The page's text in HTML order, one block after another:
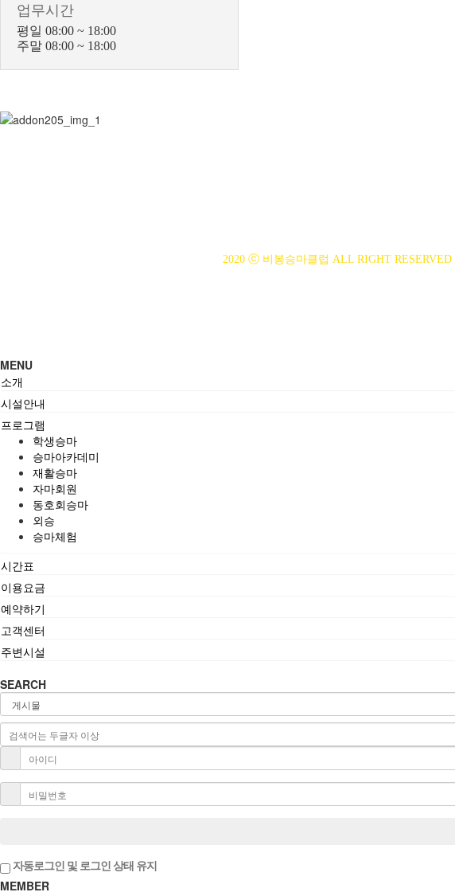
업무시간
평일 08:00 ~ 18:00
주말 08:00 ~ 18:00
2020 ⓒ 비봉승마클럽 ALL RIGHT RESERVED
MENU
소개
시설안내
프로그램
학생승마
승마아카데미
재활승마
자마회원
동호회승마
외승
승마체험
시간표
이용요금
예약하기
고객센터
주변시설
SEARCH
자동로그인 및 로그인 상태 유지
MEMBER